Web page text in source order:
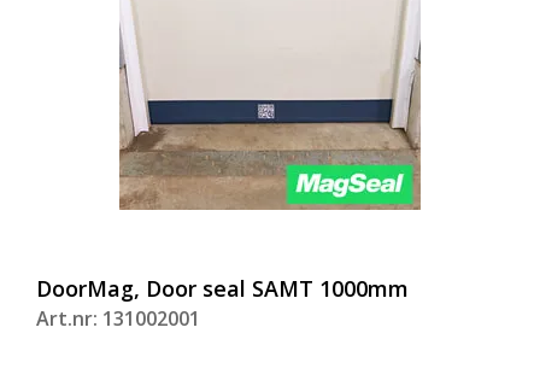
DoorMag, Door seal SAMT 1000mm
Art.nr: 131002001